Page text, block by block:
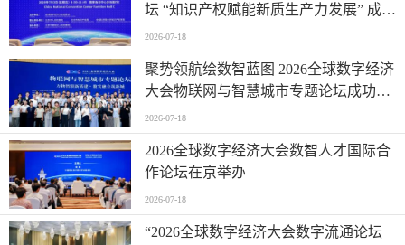
坛 “知识产权赋能新质生产力发展” 成功
举办
2026-07-18
聚势领航绘数智蓝图 2026全球数字经济
大会物联网与智慧城市专题论坛成功举
办
2026-07-18
2026全球数字经济大会数智人才国际合
作论坛在京举办
2026-07-18
“2026全球数字经济大会数字流通论坛